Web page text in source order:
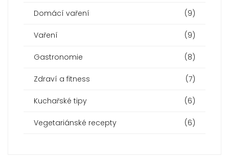
Domácí vaření (9)
Vaření (9)
Gastronomie (8)
Zdraví a fitness (7)
Kuchařské tipy (6)
Vegetariánské recepty (6)